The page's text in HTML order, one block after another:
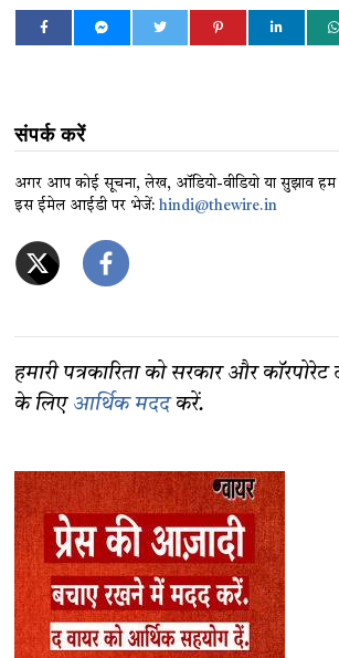
संपर्क करें
अगर आप कोई सूचना, लेख, ऑडियो-वीडियो या सुझाव हम
इस ईमेल आईडी पर भेजें:hindi@thewire.in
हमारी पत्रकारिता को सरकार और
के लिए आर्थिक मददकरें.